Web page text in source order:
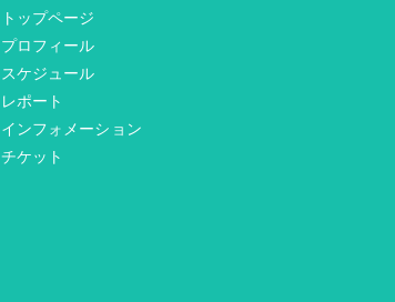
トップページ
プロフィール
スケジュール
レポート
インフォメーション
チケット